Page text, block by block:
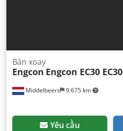
Middelbeers 9.675 km
Bàn xoay
Engcon Engcon EC30 EC30
Yêu cầu